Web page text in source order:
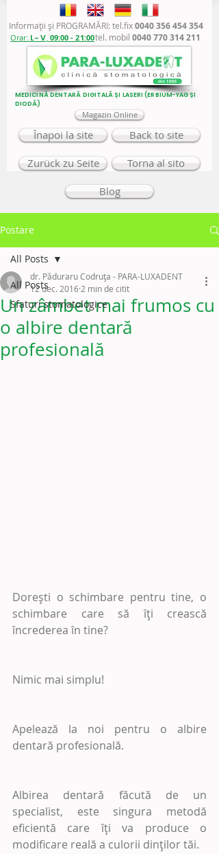
Informaţii şi PROGRAMĂRI: tel.fix0040 356 454 354
tel. mobil 0040 770 314 211
Orar: L - V, 09:00 - 21:00
MEDICINĂ DENTARĂ DIGITALĂ ȘI LASERI (ERBIUM-YAG ȘI
DIODĂ)
Magazin Online
Înapoi la site Back to site
Zurück zu Seite Torna al sito
Blog
Postare
All Posts
Sfaturi stomatologice
All Posts
Un zâmbet mai frumos cu
o albire dentară
profesională
dr. Păduraru Codruța - PARA-LUXADENT
12 dec. 2016 2 min de citit
Dorești o schimbare pentru tine, o
schimbare care să îți crească
încrederea în tine?
Nimic mai simplu!
Apelează la noi pentru o albire
dentară profesională.
Albirea dentară făcută de un
specialist, este singura metodă
eficientă care îți va produce o
modificare reală a culorii dinților tăi.